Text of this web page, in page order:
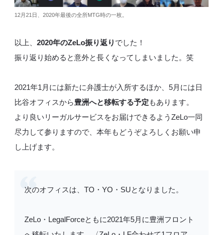
12月21日、2020年最後の全所MTG時の一枚。
以上、2020年のZeLo振り返り でした！
振り返り始めると意外と長くなってしまいました。笑
2021年1月には新たに弁護士が入所するほか、5月には日
比谷オフィスから豊洲へと移転する予定 もあります。
より良いリーガルサービスをお届けできるようZeLo一同
尽力して参りますので、本年もどうぞよろしくお願い申
し上げます。
次のオフィスは、TO・YO・SUとなりました。
ZeLo・LegalForceともに2021年5月に豊洲フロント